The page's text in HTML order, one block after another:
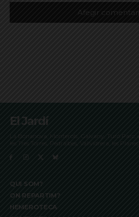
El Jardí
La Bonanova, Monterols, Galvany, Turó Parc,
les Tres Torres, Pedralbes, Vallvidrera, les
QUI SOM?
ON REPARTIM?
HEMEROTECA